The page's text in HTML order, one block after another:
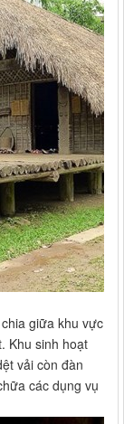
giữa khu vực
Khu sinh hoạt
vải còn đàn
các dụng vụ